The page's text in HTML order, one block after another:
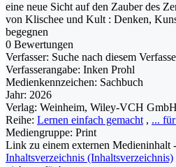
eine neue Sicht auf den Zauber des
von Klischee und Kult : Denken,
begegnen
0 Bewertungen
Verfasser: Suche nach diesem
Verfasserangabe: Inken Prohl
Medienkennzeichen: Sachbuch
Jahr: 2026
Verlag: Weinheim, Wiley-VCH GmbH
Reihe: Lernen einfach gemacht , ...
Mediengruppe: Print
Link zu einem externen Medieninhalt
Inhaltsverzeichnis (Inhaltsverzeichnis)